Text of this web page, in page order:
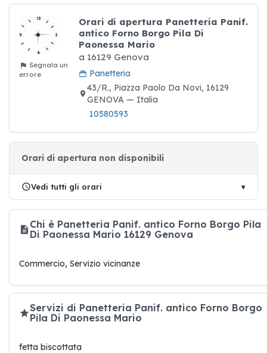
Segnala un
errore
Orari di apertura Panetteria Panif.
antico Forno Borgo Pila Di
Paonessa Mario
a 16129 Genova
Panetteria
43/R., Piazza Paolo Da Novi, 16129
GENOVA — Italia
10580593
Orari di apertura non disponibili
Vedi tutti gli orari
Chi è Panetteria Panif. antico Forno Borgo Pila
Di Paonessa Mario 16129 Genova
Commercio, Servizio vicinanze
Servizi di Panetteria Panif. antico Forno Borgo
Pila Di Paonessa Mario
fetta biscottata